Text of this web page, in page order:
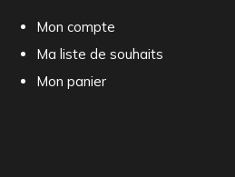
Mon compte
Ma liste de souhaits
Mon panier